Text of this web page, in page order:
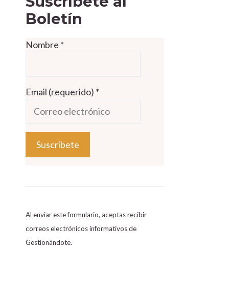
Boletín
Nombre *
Email (requerido) *
o
s
t
a
Al enviar este formulario, aceptas recibir
correos electrónicos informativos de
Gestionándote.